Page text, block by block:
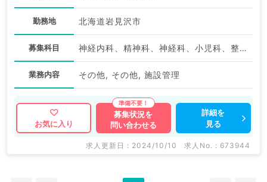
勤務地 北海道岩見沢市
募集科目 神経内科、精神科、神経科、小児科、整形外科、形成外科、美容外科、脳神経外科、呼吸器外科、心臓血管外科、小児外科、皮膚科、泌尿器科、産婦人科、産科、婦人科、眼科、耳鼻咽喉科、気管食道科、放射線科、リハビリテーション科、麻酔科、ペインクリニック、人工透析科、緩和ケア科、一般内科、循環器内科、呼吸器内科、消化器内科、内分泌・代謝内科、腎臓内科、老年内科、外科系全般、一般外科、消化器外科、乳腺外科、総合診療科、美容皮膚科、健診・人間ドック、病理科、膠原病科、スポーツ整形外科、大腸・肛門外科、脊髄・脊椎外科、科目不問
業務内容 その他, その他, 施設管理
お気に入り
募集状況を
問い合わせる
詳細を
見る
求人更新日 : 2024/10/10 求人No. : 673944